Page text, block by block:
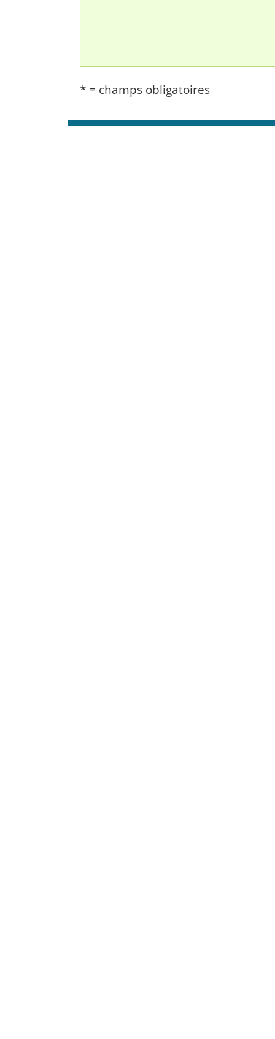
* = champs obligatoires